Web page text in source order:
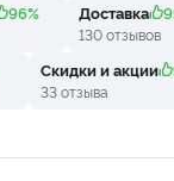
96% Доставка
130 отзывов
Скидки и акции
33 отзыва